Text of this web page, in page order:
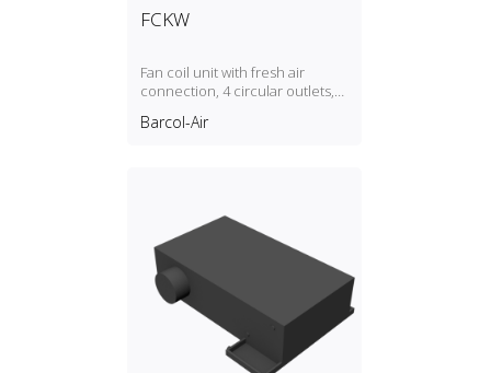
FCKW
Fan coil unit with fresh air
connection, 4 circular outlets,
Barcol-Air